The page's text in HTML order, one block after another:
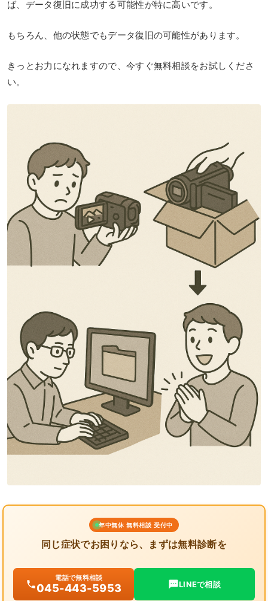
ば、データ復旧に成功する可能性が特に高いです。
もちろん、他の状態でもデータ復旧の可能性があります。
きっとお力になれますので、今すぐ無料相談をお試しくださ
い。
年中無休 無料相談 受付中
同じ症状でお困りなら、まずは無料診断を
電話で無料相談
045-443-5953 LINEで相談